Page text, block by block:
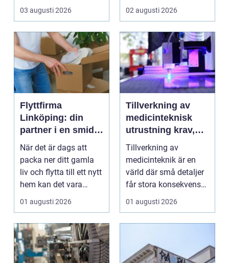
uppgift, speciellt om
man bor...
03 augusti 2026
Mölndal blir första
frågan:...
02 augusti 2026
Flyttfirma
Linköping: din
partner i en smidig
flytt
När det är dags att
packa ner ditt gamla
liv och flytta till ett nytt
hem kan det vara
&ou...
01 augusti 2026
Tillverkning av
medicinteknisk
utrustning krav,
kvalitet och
precision
Tillverkning av
medicinteknik är en
värld där små detaljer
får stora konsekvenser.
En liten avvikels...
01 augusti 2026